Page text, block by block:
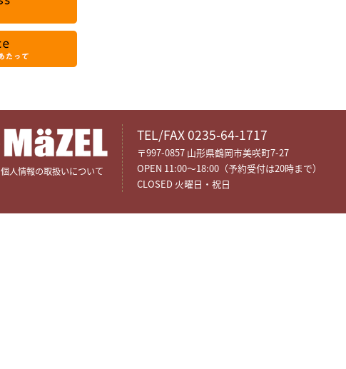
個人情報の取扱いについて
TEL/FAX 0235-64-1717
〒997-0857 山形県鶴岡市美咲町7-27
OPEN 11:00～18:00（予約受付は20時まで）
CLOSED 火曜日・祝日